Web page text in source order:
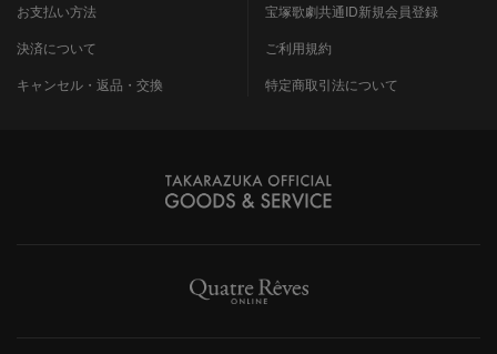
お支払い方法
決済について
キャンセル・返品・交換
宝塚歌劇共通ID新規会員登録
ご利用規約
特定商取引法について